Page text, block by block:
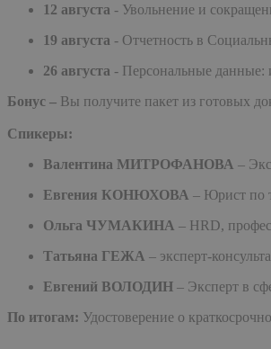
12 августа - Увольнение и
19 августа - Отчетность в
26 августа - Персональные данные:
Бонус – Вы получите пакет из готовых
Спикеры:
Валентина МИТРОФАНОВА –
Евгения КОНЮХОВА – Юрист по
Ольга ЧУМАКИНА – HRD,
Татьяна ГЕЖА – эксперт-
Евгений ВОЛОДИН – Эксперт в
По итогам: Удостоверение о